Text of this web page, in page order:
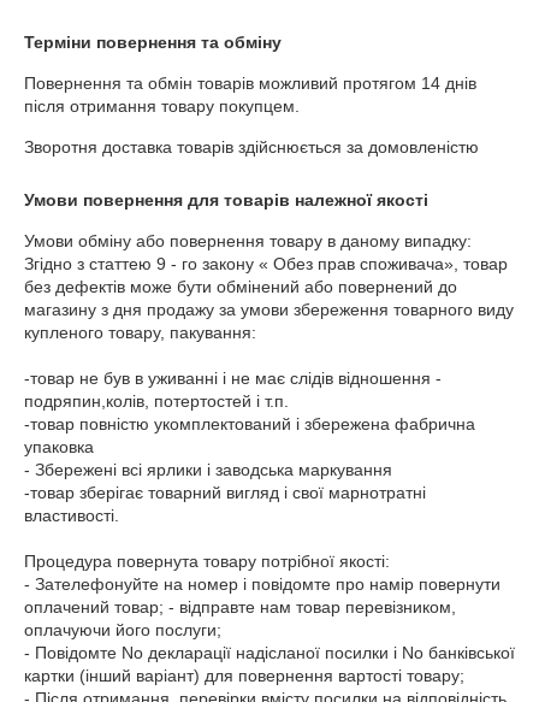
Терміни повернення та обміну
Повернення та обмін товарів можливий протягом 14 днів
після отримання товару покупцем.
Зворотня доставка товарів здійснюється за домовленістю
Умови повернення для товарів належної якості
Умови обміну або повернення товару в даному випадку:
Згідно з статтею 9 - го закону « Обез прав споживача», товар
без дефектів може бути обмінений або повернений до
магазину з дня продажу за умови збереження товарного виду
купленого товару, пакування:
-товар не був в уживанні і не має слідів відношення -
подряпин,колів, потертостей і т.п.
-товар повністю укомплектований і збережена фабрична
упаковка
- Збережені всі ярлики і заводська маркування
-товар зберігає товарний вигляд і свої марнотратні
властивості.
Процедура повернута товару потрібної якості:
- Зателефонуйте на номер і повідомте про намір повернути
оплачений товар; - відправте нам товар перевізником,
оплачуючи його послуги;
- Повідомте No декларації надісланої посилки і No банківської
картки (інший варіант) для повернення вартості товару;